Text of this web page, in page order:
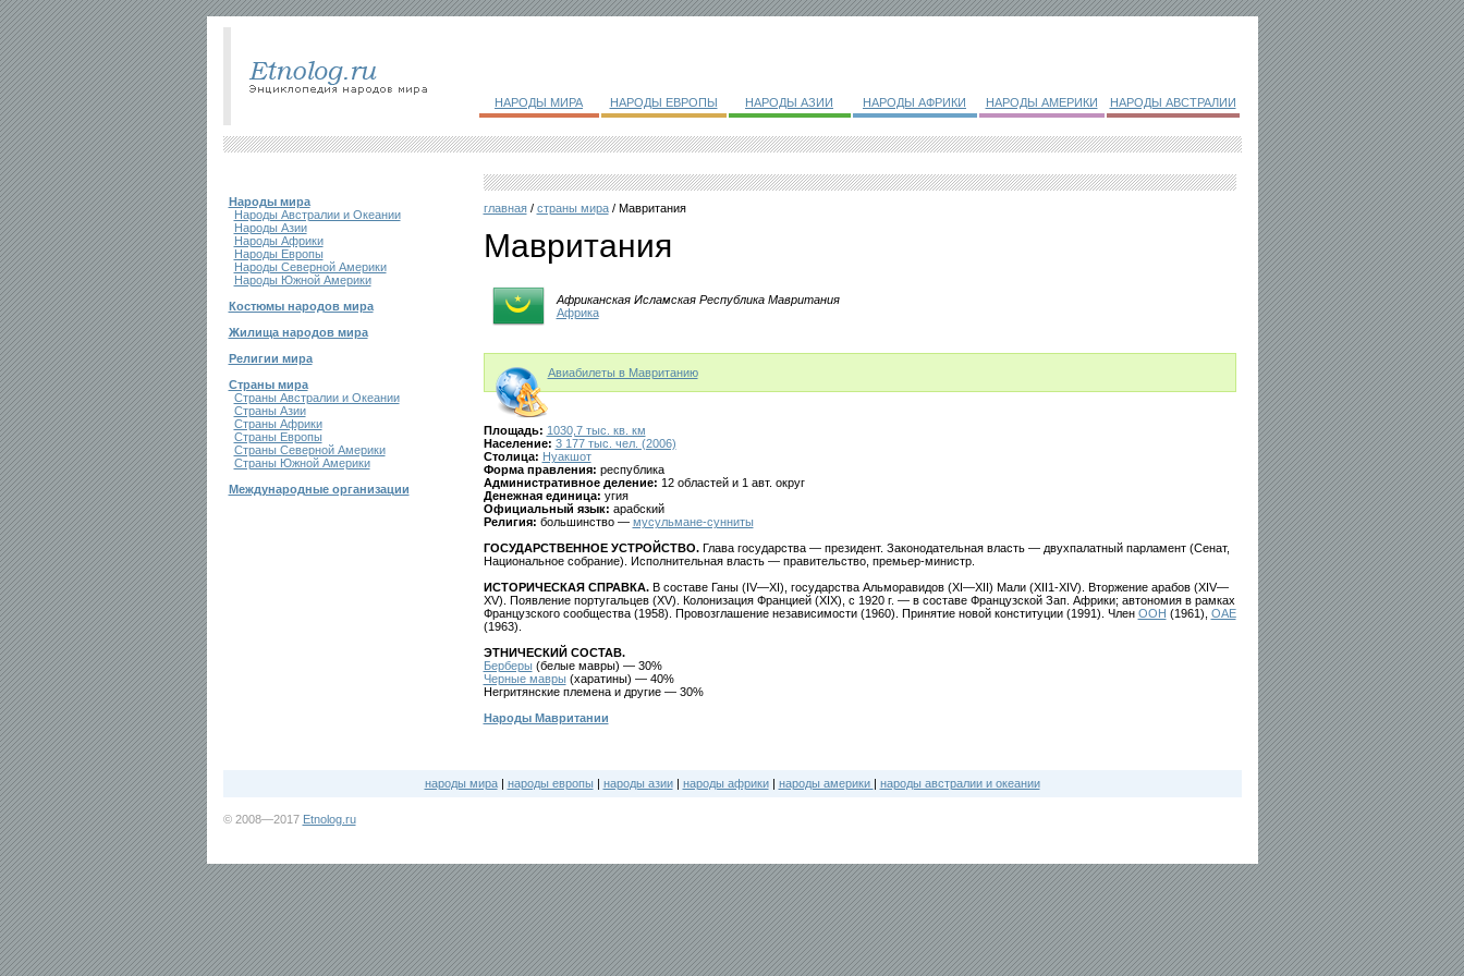
НАРОДЫ МИРА НАРОДЫ ЕВРОПЫ НАРОДЫ АЗИИ НАРОДЫ АФРИКИ НАРОДЫ АМЕРИКИ НАРОДЫ АВСТРАЛИИ
Народы мира
Народы Австралии и Океании
Народы Азии
Народы Африки
Народы Европы
Народы Северной Америки
Народы Южной Америки
Костюмы народов мира
Жилища народов мира
Религии мира
Страны мира
Страны Австралии и Океании
Страны Азии
Страны Африки
Страны Европы
Страны Северной Америки
Страны Южной Америки
Международные организации
главная/ страны мира/ Мавритания
Мавритания
Африканская Исламская Республика Мавритания
Африка
Авиабилеты в Мавританию
Площадь: 1030,7 тыс. кв. км
Население: 3 177 тыс. чел. (2006)
Столица: Нуакшот
Форма правления: республика
Административное деление: 12 областей и 1 авт. округ
Денежная единица: угия
Официальный язык: арабский
Религия: большинство — мусульмане-сунниты
ГОСУДАРСТВЕННОЕ УСТРОЙСТВО.Глава государства — президент. Законодательная власть — двухпалатный парламент (Сенат,
Национальное собрание). Исполнительная власть — правительство, премьер-министр.
ИСТОРИЧЕСКАЯ СПРАВКА.В составе Ганы (IV—XI), государства Альморавидов (XI—XII) Мали (XII1-XIV). Вторжение арабов (XIV—
XV). Появление португальцев (XV). Колонизация Францией (XIX), с 1920 г. — в составе Французской Зап. Африки; автономия в рамках
Французского сообщества (1958). Провозглашение независимости (1960). Принятие новой конституции (1991). Член ООН (1961), ОАЕ
(1963).
ЭТНИЧЕСКИЙ СОСТАВ.
Берберы(белые мавры) — 30%
Черные мавры(харатины) — 40%
Негритянские племена и другие — 30%
Народы Мавритании
народы мира| народы европы | народы азии| народы африки| народы америки | народы австралии и океании
© 2008—2017 Etnolog.ru